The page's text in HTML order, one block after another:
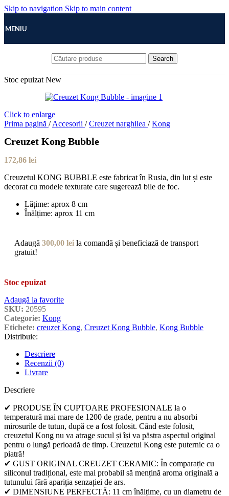
Skip to navigation Skip to main content
MENIU
Search
Stoc epuizat New
Click to enlarge
Prima pagină / Accesorii / Creuzet narghilea / Kong
Creuzet Kong Bubble
172,86 lei
Creuzetul KONG BUBBLE este fabricat în Rusia, din lut și este
decorat cu modele texturate care sugerează bile de foc.
Lățime: aprox 8 cm
Înălțime: aprox 11 cm
Adaugă 300,00 lei la comandă și beneficiază de transport
gratuit!
Stoc epuizat
Adaugă la favorite
SKU: 20595
Categorie: Kong
Etichete: creuzet Kong, Creuzet Kong Bubble, Kong Bubble
Distribuie:
Descriere
Recenzii (0)
Livrare
Descriere
✔ PRODUSE ÎN CUPTOARE PROFESIONALE la o
temperatură mai mare de 1200 de grade, pentru a nu absorbi
mirosurile de tutun, după ce a fost folosit. Când este folosit,
creuzetul Kong nu va atrage sucul și își va păstra aspectul original
pentru o lungă perioadă de timp. Creuzetul Kong este puternic ca o
piatră!
✔ GUST ORIGINAL CREUZET CERAMIC: În comparație cu
siliconul tradițional, este mai probabil să mențină aroma originală a
tutunului fără apariția senzației de ars.
✔ DIMENSIUNE PERFECTĂ: 11 cm înălțime, cu un diametru de